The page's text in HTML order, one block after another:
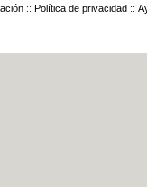
:: Política de privacidad ::